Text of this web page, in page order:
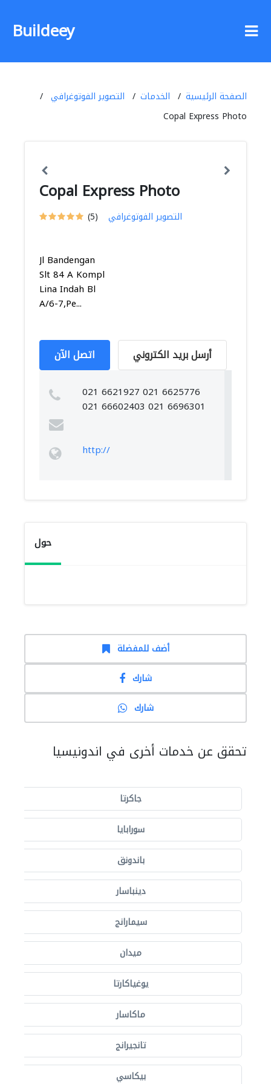
Buildeey
الصفحة الرئيسية الخدمات
التصوير الفوتوغرافي
Copal Express Photo
Copal Express Photo
(5) التصوير الفوتوغرافي
Jl Bandengan
Slt 84 A Kompl
Lina Indah Bl
A/6-7,Pe...
اتصل الآن أرسل بريد الكتروني
021 6621927 021 6625776
021 66602403 021 6696301
http://
حول
أضف للمفضلة
شارك
شارك
تحقق عن خدمات أخرى في اندونيسيا
جاكرتا
سورابايا
باندونق
دينباسار
سيمارانج
ميدان
يوغياكارتا
ماكاسار
تانجيرانج
بيكاسي